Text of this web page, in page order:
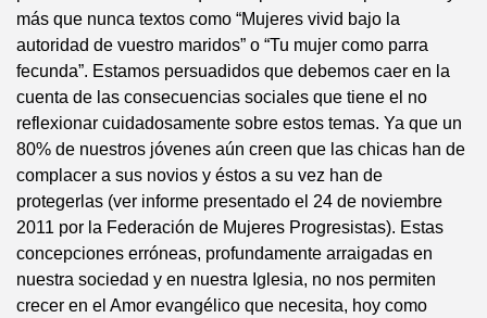
más que nunca textos como “Mujeres vivid bajo la
autoridad de vuestro maridos” o “Tu mujer como parra
fecunda”. Estamos persuadidos que debemos caer en la
cuenta de las consecuencias sociales que tiene el no
reflexionar cuidadosamente sobre estos temas. Ya que un
80% de nuestros jóvenes aún creen que las chicas han de
complacer a sus novios y éstos a su vez han de
protegerlas (ver informe presentado el 24 de noviembre
2011 por la Federación de Mujeres Progresistas). Estas
concepciones erróneas, profundamente arraigadas en
nuestra sociedad y en nuestra Iglesia, no nos permiten
crecer en el Amor evangélico que necesita, hoy como